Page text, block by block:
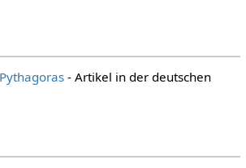
- Artikel in der deutschen